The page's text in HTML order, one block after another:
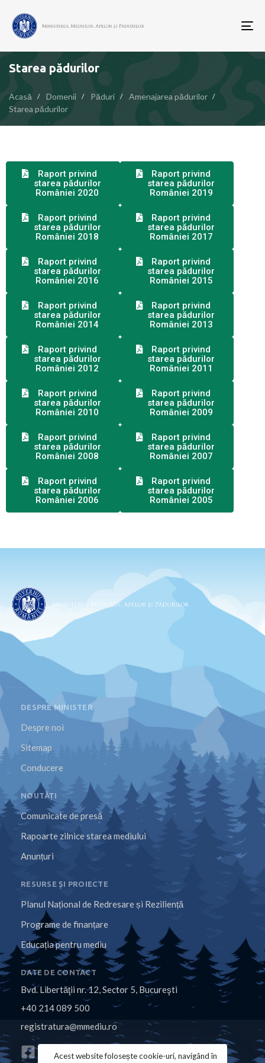
Starea pădurilor
Acasă Domenii Păduri
Amenajarea pădurilor
Starea pădurilor
Raport privind
starea pădurilor
României 2020
Raport privind
starea pădurilor
României 2019
Raport privind
starea pădurilor
României 2018
Raport privind
starea pădurilor
României 2017
Raport privind
starea pădurilor
României 2016
Raport privind
starea pădurilor
României 2015
Raport privind
starea pădurilor
României 2014
Raport privind
starea pădurilor
României 2013
Raport privind
starea pădurilor
României 2012
Raport privind
starea pădurilor
României 2011
Raport privind
starea pădurilor
României 2010
Raport privind
starea pădurilor
României 2009
Raport privind
starea pădurilor
României 2008
Raport privind
starea pădurilor
României 2007
Raport privind
starea pădurilor
României 2006
Raport privind
starea pădurilor
României 2005
DESPRE MINISTER
Despre noi
Sitemap
Conducere
NOUTĂȚI
Comunicate de presă
Rapoarte zilnice starea mediului
Anunțuri
RESURSE ȘI PROIECTE
Planul Național de Redresare și Reziliență
Programe de finanțare
Educația pentru mediu
DATE DE CONTACT
Bvd. Libertăţii nr. 12, Sector 5, Bucureşti
+40 214 089 500
registratura@mmediu.ro
Acest website folosește cookie-uri, navigând în